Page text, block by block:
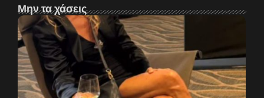
Μην τα χάσεις